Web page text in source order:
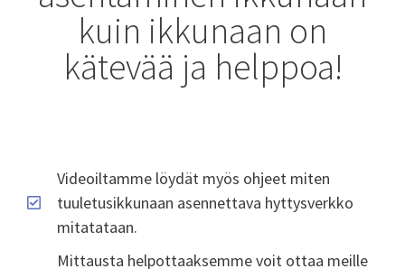
kuin ikkunaan on
kätevää ja helppoa!
Videoiltamme löydät myös ohjeet miten
tuuletusikkunaan asennettava hyttysverkko
mitatataan.
Mittausta helpottaaksemme voit ottaa meille